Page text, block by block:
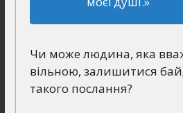
Чи може людина, яка
вільною, залишитися
такого послання?